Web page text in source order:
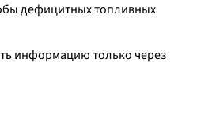
дефицитных топливных
информацию только через